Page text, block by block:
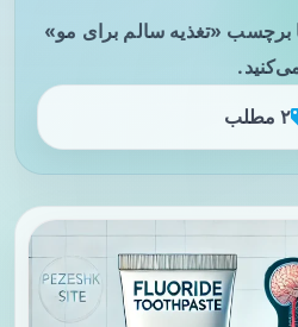
برچسب «تغذیه سالم برای مو»
۲ مطلب